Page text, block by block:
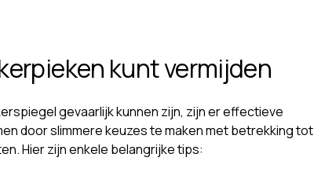
kunt vermijden
gevaarlijk kunnen zijn, zijn er effectieve
door slimmere keuzes te maken met betrekking tot
Hier zijn enkele belangrijke tips: